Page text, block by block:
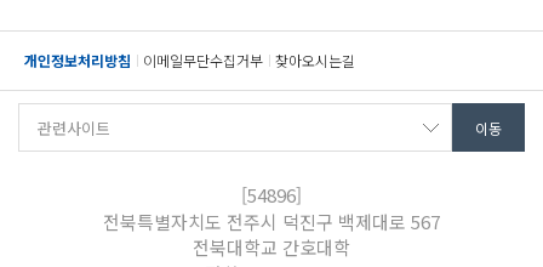
개인정보처리방침 이메일무단수집거부 찾아오시는길
[54896]
전북특별자치도 전주시 덕진구 백제대로 567
전북대학교 간호대학